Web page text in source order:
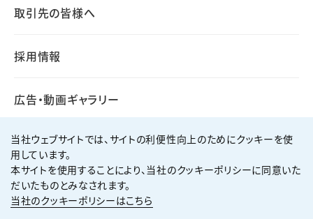
取引先の皆様へ
採用情報
広告・動画ギャラリー
個人情報保護方針
サイト利用規約
サイトマップ
当社ウェブサイトでは、サイトの利便性向上のためにクッキーを使
用しています。
本サイトを使用することにより、当社のクッキーポリシーに同意いた
だいたものとみなされます。
当社のクッキーポリシーはこちら